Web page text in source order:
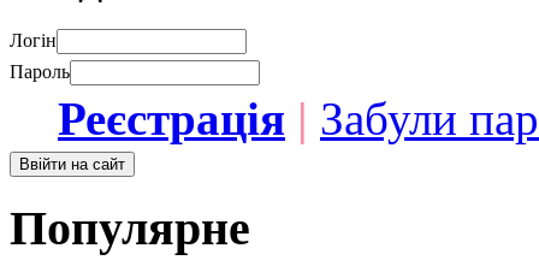
Логін
Пароль
Реєстрація | Забули
Популярне